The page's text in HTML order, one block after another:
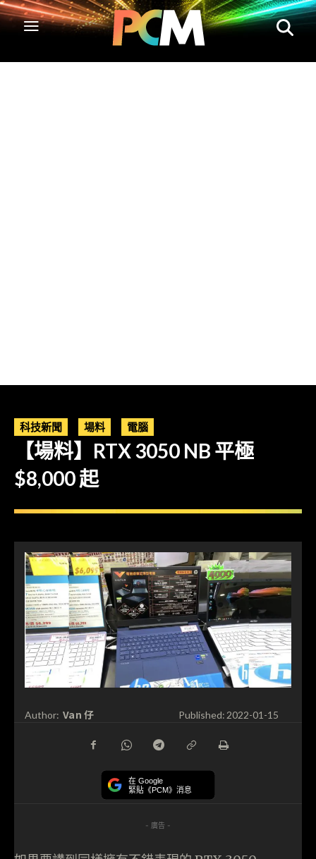
科技新聞 場料 電腦
【場料】RTX 3050 NB 平極
$8,000 起
Author: Van 仔 Published:2022-01-15
在 Google
緊貼《PCM》消息
- 廣告 -